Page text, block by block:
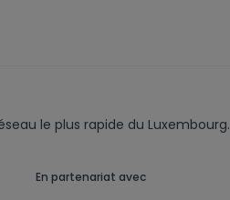
le plus rapide du Luxembourg.
En partenariat avec